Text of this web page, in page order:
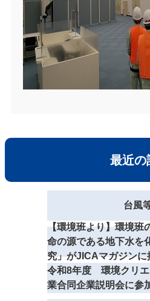
最近の
台風
【環境班より】環境班
命の源である地下水を
究」がJICAマガジンに
令和8年度 環境クリ
業合同企業説明会に参